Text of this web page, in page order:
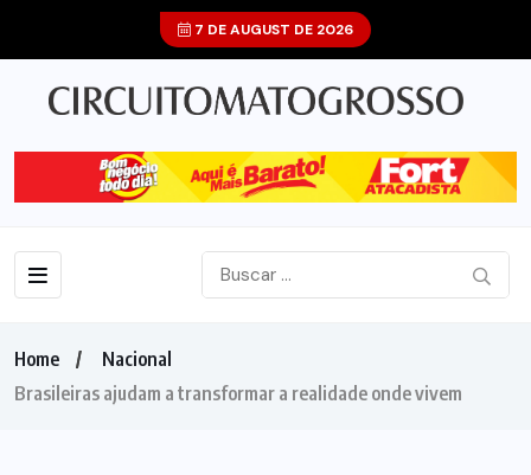
7 DE AUGUST DE 2026
Home
Nacional
Brasileiras ajudam a transformar a realidade onde vivem